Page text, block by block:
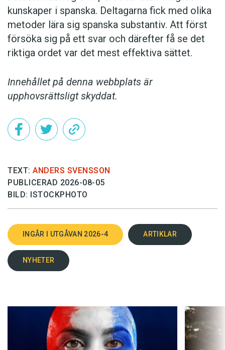
kunskaper i spanska. Deltagarna fick med olika
metoder lära sig spanska substantiv. Att först
försöka sig på ett svar och därefter få se det
riktiga ordet var det mest effektiva sättet.
Innehållet på denna webbplats är
upphovsrättsligt skyddat.
TEXT: ANDERS SVENSSON
PUBLICERAD 2026-08-05
BILD: ISTOCKPHOTO
INGÅR I UTGÅVAN 2026-4 ARTIKLAR
NYHETER